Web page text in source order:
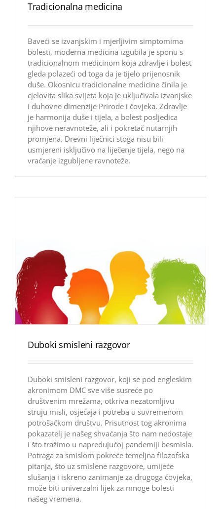
Tradicionalna medicina
Baveći se izvanjskim i mjerljivim simptomima
bolesti, moderna medicina izgubila je sponu s
tradicionalnom medicinom koja zdravlje i bolest
gleda polazeći od toga da je tijelo prijenosnik
duše. Okosnicu tradicionalne medicine činila je
cjelovita slika svijeta koja je uključivala izvanjske
i duhovne dimenzije Prirode i čovjeka. Zdravlje
je harmonija duše i tijela, a bolest posljedica
njihove neravnoteže, ali i pokretač nutarnjih
promjena. Drevni liječnici stoga nisu bili
usmjereni isključivo na liječenje tijela, nego na
vraćanje izgubljene ravnoteže.
Duboki smisleni razgovor
Duboki smisleni razgovor, koji se pod engleskim
akronimom DMC sve više susreće po
društvenim mrežama, otkriva nezatomljivu
struju misli, osjećaja i potreba u suvremenom
potrošačkom društvu. Prisutnost tog akronima
pokazatelj je našeg shvaćanja što nam nedostaje
i što tražimo u napredujućoj pandemiji besmisla.
Potraga za smislom pokreće temeljna filozofska
pitanja, što uz smislene razgovore, umijeće
slušanja i iskreno zanimanje za drugoga čovjeka,
može biti univerzalni lijek za mnoge bolesti
našeg vremena.